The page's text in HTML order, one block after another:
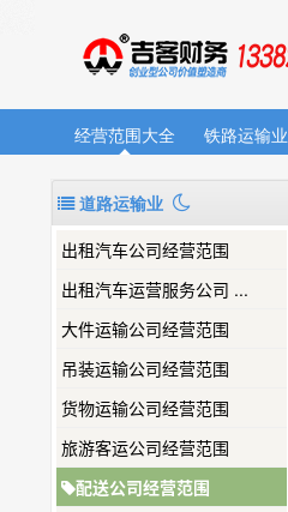
经营范围大全 铁路运输业
道路运输业
出租汽车公司经营范围
出租汽车运营服务公司 ...
大件运输公司经营范围
吊装运输公司经营范围
货物运输公司经营范围
旅游客运公司经营范围
配送公司经营范围